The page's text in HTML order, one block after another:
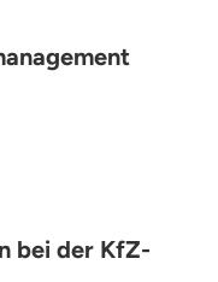
bei der KfZ-